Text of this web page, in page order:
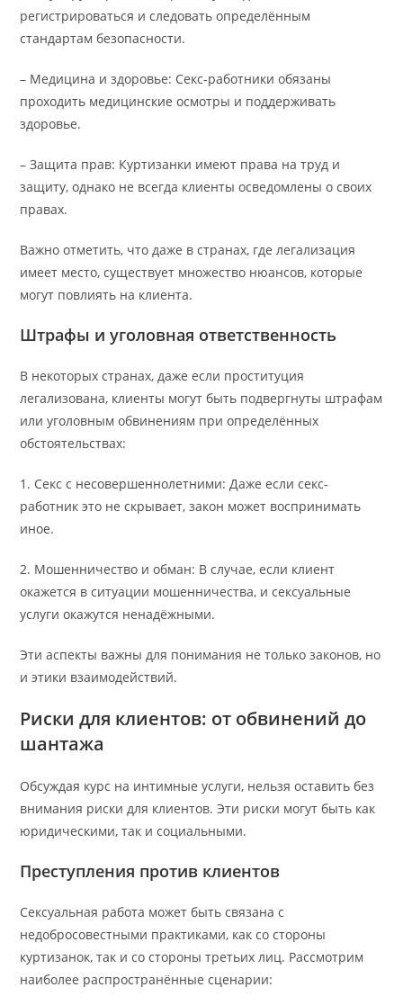
регистрироваться и следовать определённым
стандартам безопасности.
– Медицина и здоровье: Секс-работники обязаны
проходить медицинские осмотры и поддерживать
здоровье.
– Защита прав: Куртизанки имеют права на труд и
защиту, однако не всегда клиенты осведомлены о своих
правах.
Важно отметить, что даже в странах, где легализация
имеет место, существует множество нюансов, которые
могут повлиять на клиента.
Штрафы и уголовная ответственность
В некоторых странах, даже если проституция
легализована, клиенты могут быть подвергнуты штрафам
или уголовным обвинениям при определённых
обстоятельствах:
1. Секс с несовершеннолетними: Даже если секс-
работник это не скрывает, закон может воспринимать
иное.
2. Мошенничество и обман: В случае, если клиент
окажется в ситуации мошенничества, и сексуальные
услуги окажутся ненадёжными.
Эти аспекты важны для понимания не только законов, но
и этики взаимодействий.
Риски для клиентов: от обвинений до
шантажа
Обсуждая курс на интимные услуги, нельзя оставить без
внимания риски для клиентов. Эти риски могут быть как
юридическими, так и социальными.
Преступления против клиентов
Сексуальная работа может быть связана с
недобросовестными практиками, как со стороны
куртизанок, так и со стороны третьих лиц. Рассмотрим
наиболее распространённые сценарии: